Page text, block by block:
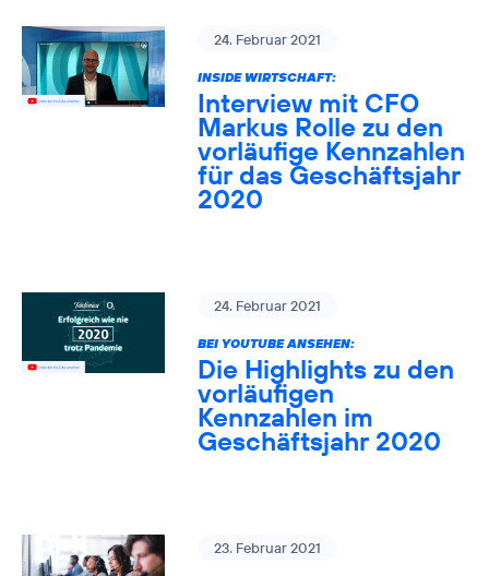
24. Februar 2021
INSIDE WIRTSCHAFT:
Interview mit CFO
Markus Rolle zu den
vorläufige Kennzahlen
für das Geschäftsjahr
2020
24. Februar 2021
BEI YOUTUBE ANSEHEN:
Die Highlights zu den
vorläufigen
Kennzahlen im
Geschäftsjahr 2020
23. Februar 2021